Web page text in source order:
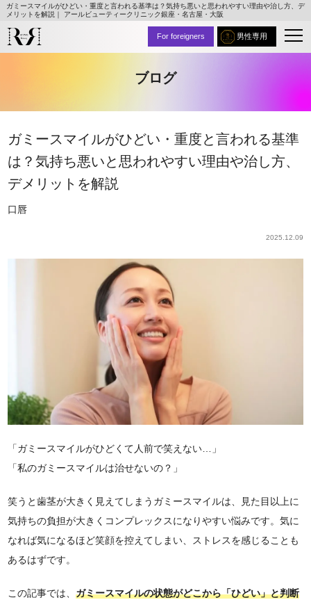
ガミースマイルがひどい・重度と言われる基準は？気持ち悪いと思われやすい理由や治し方、デ
メリットを解説｜ アールビューティークリニック銀座・名古屋・大阪
男性専用
For foreigners
ブログ
ガミースマイルがひどい・重度と言われる基準
は？気持ち悪いと思われやすい理由や治し方、
デメリットを解説
口唇
2025.12.09
「ガミースマイルがひどくて人前で笑えない…」
「私のガミースマイルは治せないの？」
笑うと歯茎が大きく見えてしまうガミースマイルは、見た目以上に
気持ちの負担が大きくコンプレックスになりやすい悩みです。気に
なれば気になるほど笑顔を控えてしまい、ストレスを感じることも
あるはずです。
この記事では、ガミースマイルの状態がどこから「ひどい」と判断